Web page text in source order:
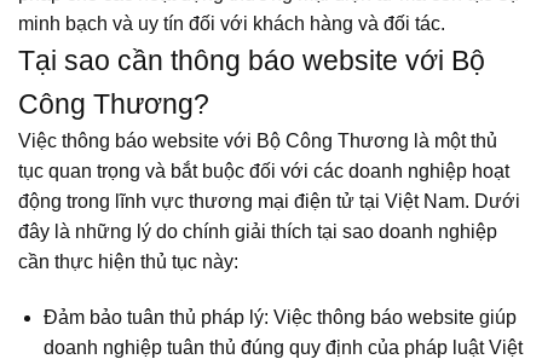
minh bạch và uy tín đối với khách hàng và đối tác.
Tại sao cần thông báo website với Bộ
Công Thương?
Việc thông báo website với Bộ Công Thương là một thủ
tục quan trọng và bắt buộc đối với các doanh nghiệp hoạt
động trong lĩnh vực thương mại điện tử tại Việt Nam. Dưới
đây là những lý do chính giải thích tại sao doanh nghiệp
cần thực hiện thủ tục này:
Đảm bảo tuân thủ pháp lý: Việc thông báo website giúp
doanh nghiệp tuân thủ đúng quy định của pháp luật Việt